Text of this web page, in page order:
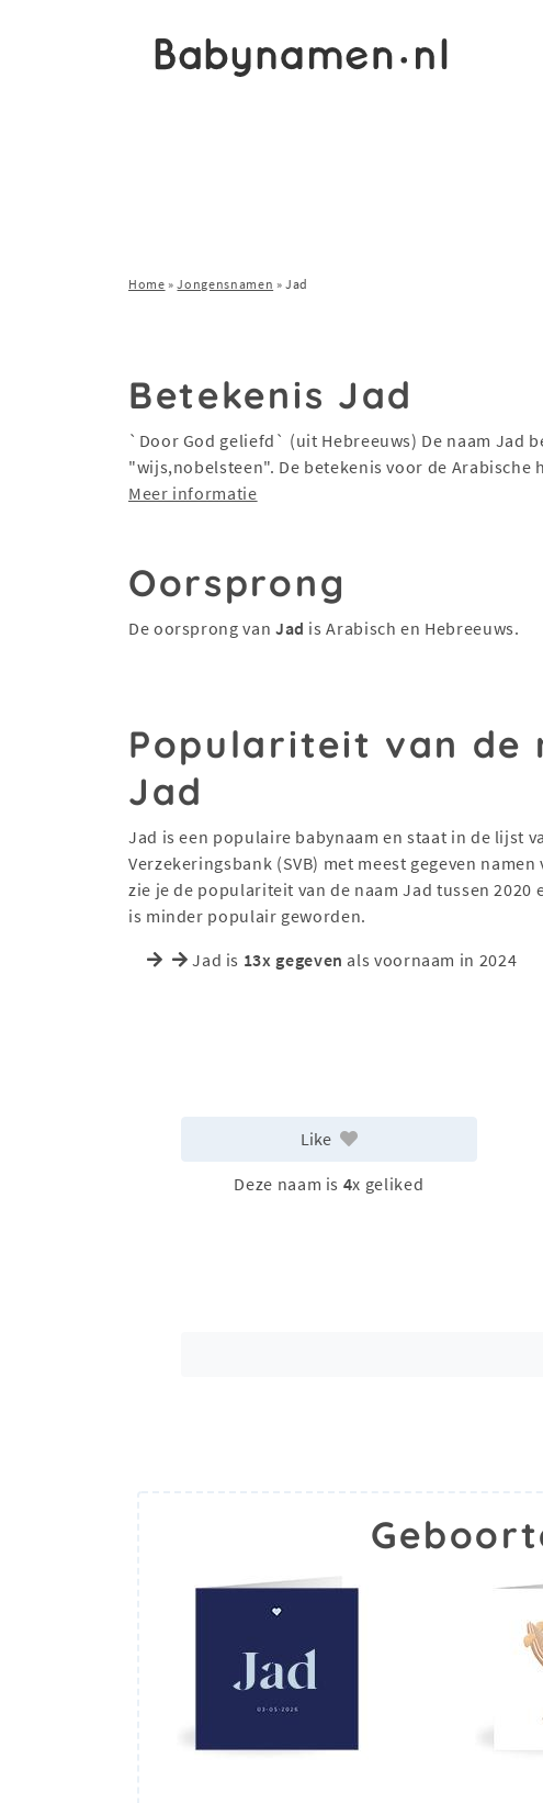
Home »Jongensnamen »Jad
Betekenis Jad
`Door God geliefd` (uit Hebreeuws) De naam Jad
"wijs,nobelsteen". De betekenis voor de Arabische
Meer informatie
Oorsprong
De oorsprong van Jad is Arabisch en Hebreeuws.
Populariteit van de
Jad
Jad is een populaire babynaam en staat in de lijst
Verzekeringsbank (SVB) met meest gegeven
zie je de populariteit van de naam Jad tussen 2020
is minder populair geworden.
Jad is 13x gegeven als voornaam in 2024
Like
Deze naam is 4x geliked